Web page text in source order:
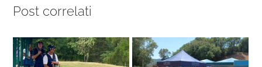
Post correlati